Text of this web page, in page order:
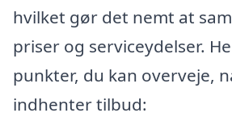
hvilket gør det nemt at
priser og serviceydelser.
punkter, du kan overveje,
indhenter tilbud: